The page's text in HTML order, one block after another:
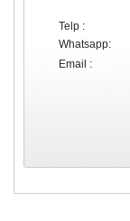
Telp :
Whatsapp:
Email :